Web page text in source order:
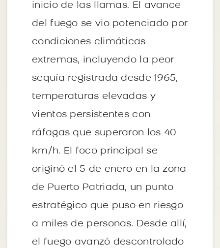
inicio de las llamas. El avance
del fuego se vio potenciado por
condiciones climáticas
extremas, incluyendo la peor
sequía registrada desde 1965,
temperaturas elevadas y
vientos persistentes con
ráfagas que superaron los 40
km/h. El foco principal se
originó el 5 de enero en la zona
de Puerto Patriada, un punto
estratégico que puso en riesgo
a miles de personas. Desde allí,
el fuego avanzó descontrolado